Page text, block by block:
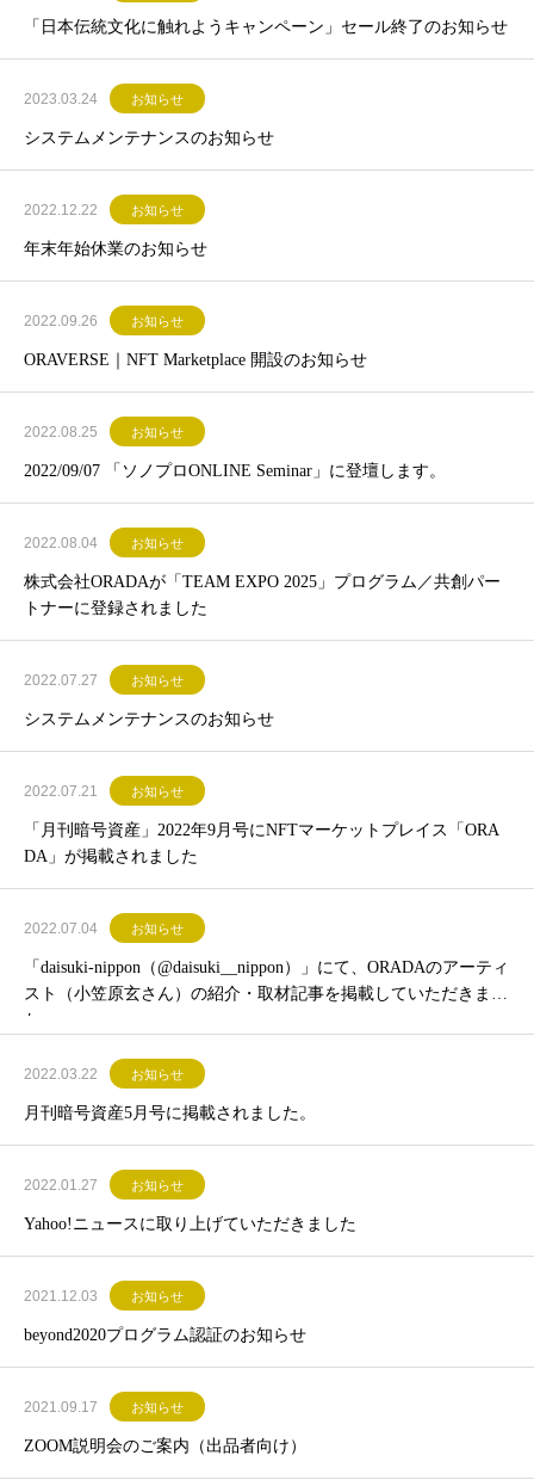
「日本伝統文化に触れようキャンペーン」セール終了のお知らせ
2023.03.24 お知らせ
システムメンテナンスのお知らせ
2022.12.22 お知らせ
年末年始休業のお知らせ
2022.09.26 お知らせ
ORAVERSE｜NFT Marketplace 開設のお知らせ
2022.08.25 お知らせ
2022/09/07 「ソノプロONLINE Seminar」に登壇します。
2022.08.04 お知らせ
株式会社ORADAが「TEAM EXPO 2025」プログラム／共創パー
トナーに登録されました
2022.07.27 お知らせ
システムメンテナンスのお知らせ
2022.07.21 お知らせ
「月刊暗号資産」2022年9月号にNFTマーケットプレイス「ORA
DA」が掲載されました
2022.07.04 お知らせ
「daisuki-nippon（@daisuki__nippon）」にて、ORADAのアーティ
スト（小笠原玄さん）の紹介・取材記事を掲載していただきまし
た。
2022.03.22 お知らせ
月刊暗号資産5月号に掲載されました。
2022.01.27 お知らせ
Yahoo!ニュースに取り上げていただきました
2021.12.03 お知らせ
beyond2020プログラム認証のお知らせ
2021.09.17 お知らせ
ZOOM説明会のご案内（出品者向け）